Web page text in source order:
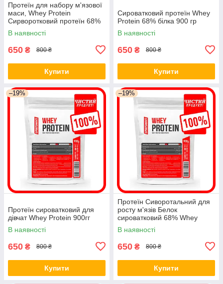
Протеїн для набору м'язової
маси, Whey Protein
Сирворотковий протеїн 68%
протеїн 900гг
В наявності
650 ₴ 800 ₴
Купити
Сироватковий протеїн Whey
Protein 68% білка 900 гр
В наявності
650 ₴ 800 ₴
Купити
–19%
Протеїн сироватковий для
дівчат Whey Protein 900гг
В наявності
650 ₴ 800 ₴
Купити
–19%
Протеїн Сиворотальний для
росту м'язів Белок
сироватковий 68% Whey
Protein 900гор
В наявності
650 ₴ 800 ₴
Купити